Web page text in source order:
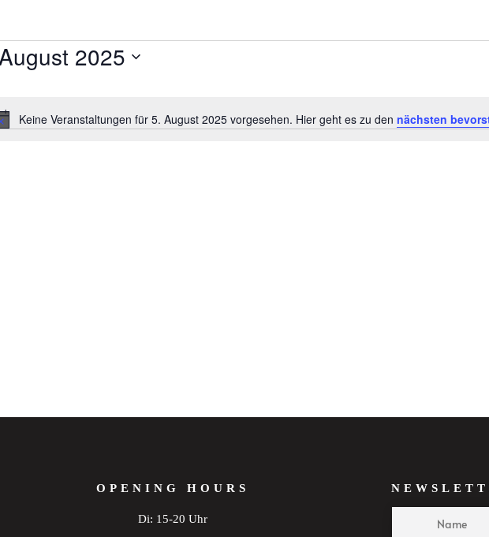
Hinweis
Keine Veranstaltungen für 5. August 2025 vorgesehen. Hier geht es zu den nächsten
2025
OPENING HOURS
Di: 15-20 Uhr